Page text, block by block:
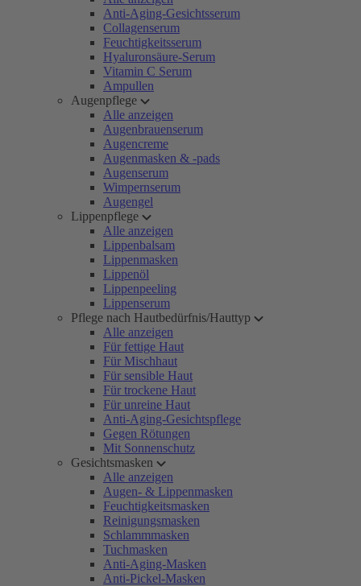
Anti-Aging-Gesichtsserum
Collagenserum
Feuchtigkeitsserum
Hyaluronsäure-Serum
Vitamin C Serum
Ampullen
Augenpflege
Alle anzeigen
Augenbrauenserum
Augencreme
Augenmasken & -pads
Augenserum
Wimpernserum
Augengel
Lippenpflege
Alle anzeigen
Lippenbalsam
Lippenmasken
Lippenöl
Lippenpeeling
Lippenserum
Pflege nach Hautbedürfnis/Hauttyp
Alle anzeigen
Für fettige Haut
Für Mischhaut
Für sensible Haut
Für trockene Haut
Für unreine Haut
Anti-Aging-Gesichtspflege
Gegen Rötungen
Mit Sonnenschutz
Gesichtsmasken
Alle anzeigen
Augen- & Lippenmasken
Feuchtigkeitsmasken
Reinigungsmasken
Schlammmasken
Tuchmasken
Anti-Aging-Masken
Anti-Pickel-Masken